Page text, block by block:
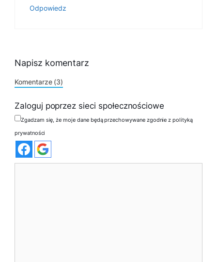
Odpowiedz
Napisz komentarz
Komentarze (3)
Zaloguj poprzez sieci społecznościowe
Zgadzam się, że moje dane będą przechowywane zgodnie z polityką
prywatności